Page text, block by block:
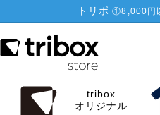
トリボ ①8,000円
tribox
オリジナル